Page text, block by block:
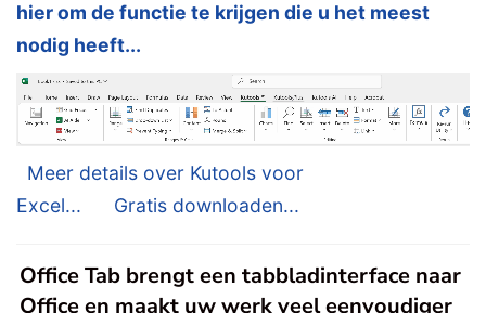
hier om de functie te krijgen die u het meest
nodig heeft...
Meer details over Kutools voor
Excel...
Gratis downloaden...
Office Tab brengt een tabbladinterface naar
Office en maakt uw werk veel eenvoudiger